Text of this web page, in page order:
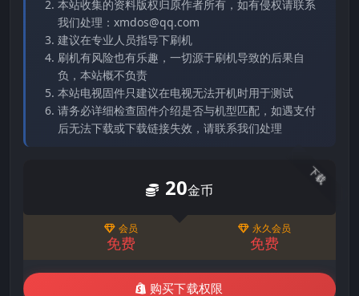
本站收集的资料版权归原作者所有，如有侵权请联系
我们处理：xmdos@qq.com
建议在专业人员指导下刷机
刷机有风险也有乐趣，一切源于刷机导致的后果自
负，本站概不负责
本站电视固件只建议在电视无法开机时用于测试
请务必详细检查固件介绍是否与机型匹配，如遇支付
后无法下载或下载链接失效，请联系我们处理
下载
20金币
会员
免费
永久会员
免费
购买下载权限